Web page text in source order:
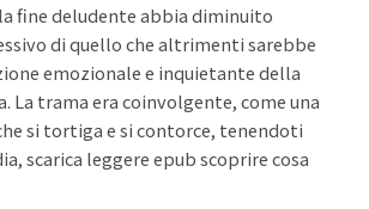
fine deludente abbia diminuito
di quello che altrimenti sarebbe
emozionale e inquietante della
La trama era coinvolgente, come una
si tortiga e si contorce, tenendoti
scarica leggere epub scoprire cosa